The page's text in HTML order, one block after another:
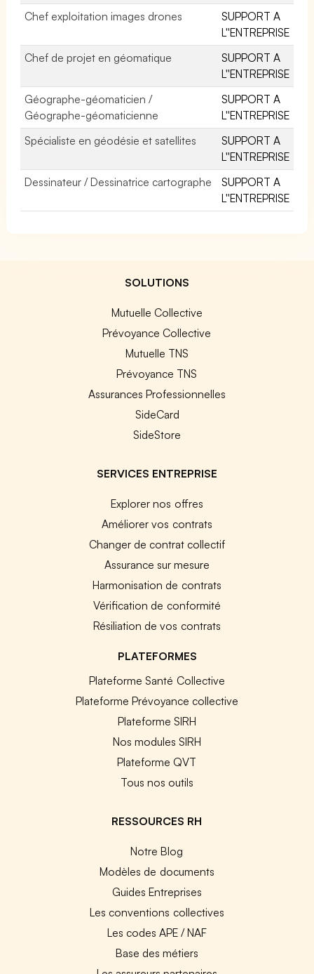
Chef exploitation images drones
SUPPORT A
L''ENTREPRISE
Chef de projet en géomatique
SUPPORT A
L''ENTREPRISE
Géographe-géomaticien /
Géographe-géomaticienne
SUPPORT A
L''ENTREPRISE
Spécialiste en géodésie et satellites
SUPPORT A
L''ENTREPRISE
Dessinateur / Dessinatrice cartographe
SUPPORT A
L''ENTREPRISE
SOLUTIONS
Mutuelle Collective
Prévoyance Collective
Mutuelle TNS
Prévoyance TNS
Assurances Professionnelles
SideCard
SideStore
SERVICES ENTREPRISE
Explorer nos offres
Améliorer vos contrats
Changer de contrat collectif
Assurance sur mesure
Harmonisation de contrats
Vérification de conformité
Résiliation de vos contrats
PLATEFORMES
Plateforme Santé Collective
Plateforme Prévoyance collective
Plateforme SIRH
Nos modules SIRH
Plateforme QVT
Tous nos outils
RESSOURCES RH
Notre Blog
Modèles de documents
Guides Entreprises
Les conventions collectives
Les codes APE / NAF
Base des métiers